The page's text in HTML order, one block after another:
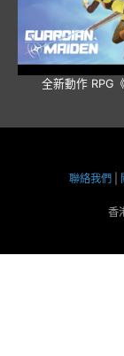
全新動作 RPG
聯絡我們
香